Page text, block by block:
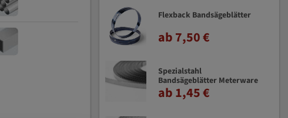
Flexback Bandsägeblätter
ab 7,50 €
Spezialstahl
Bandsägeblätter Meterware
ab 1,45 €